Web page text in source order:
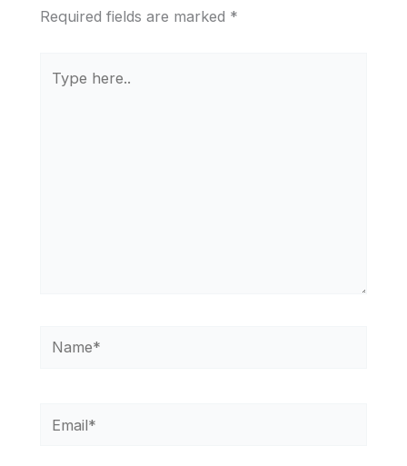
Required fields are marked *
here..
Name*
Email*